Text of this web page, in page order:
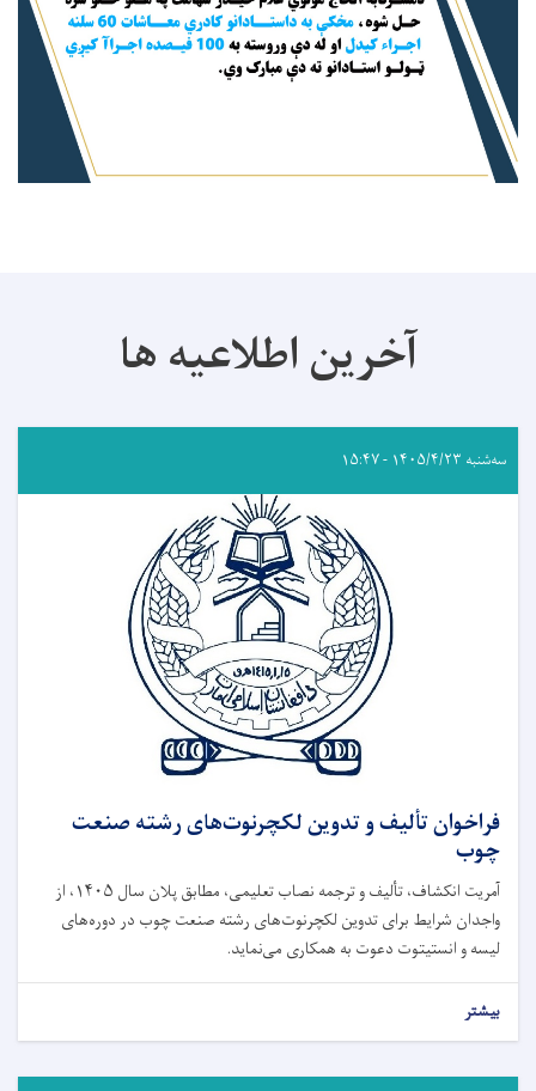
آخرین اطلاعیه ها
سه‌شنبه ۱۴۰۵/۴/۲۳ - ۱۵:۴۷
فراخوان تألیف و تدوین لکچرنوت‌های رشته صنعت
چوب
آمریت انکشاف، تألیف و ترجمه نصاب تعلیمی، مطابق پلان سال ۱۴۰۵، از
واجدان شرایط برای تدوین لکچرنوت‌های رشته صنعت چوب در دوره‌های
لیسه و انستیتوت دعوت به همکاری می‌نماید.
بیشتر